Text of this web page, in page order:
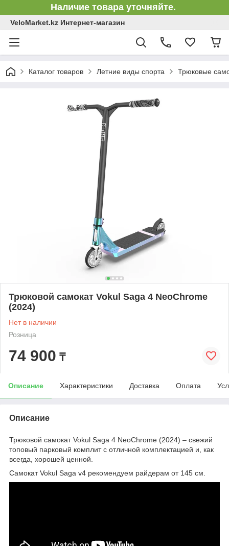
Наличие товара уточняйте.
VeloMarket.kz Интернет-магазин
Каталог товаров Летние виды спорта Трюковые
Трюковой самокат Vokul Saga 4 NeoChrome
(2024)
Нет в наличии
Розница
74 900 ₸
Описание Характеристики Доставка Оплата
Описание
Трюковой самокат Vokul Saga 4 NeoChrome (2024) – свежий
топовый парковый комплит c отличной комплектацией и, как
всегда, хорошей ценной.
Самокат Vokul Saga v4 рекомендуем райдерам от 145 см.